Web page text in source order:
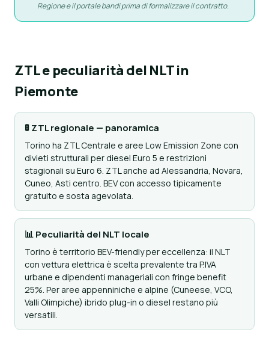
Regione e il portale bandi prima di formalizzare il contratto.
ZTL e peculiarità del NLT in
Piemonte
🚦 ZTL regionale — panoramica
Torino ha ZTL Centrale e aree Low Emission Zone con
divieti strutturali per diesel Euro 5 e restrizioni
stagionali su Euro 6. ZTL anche ad Alessandria, Novara,
Cuneo, Asti centro. BEV con accesso tipicamente
gratuito e sosta agevolata.
📊 Peculiarità del NLT locale
Torino è territorio BEV-friendly per eccellenza: il NLT
con vettura elettrica è scelta prevalente tra P.IVA
urbane e dipendenti manageriali con fringe benefit
25%. Per aree appenniniche e alpine (Cuneese, VCO,
Valli Olimpiche) ibrido plug-in o diesel restano più
versatili.